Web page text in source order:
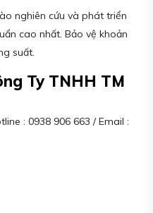
nghiên cứu và phát triển
cao nhất. Bảo vệ khoản
suất.
Ty TNHH TM
: 0938 906 663 / Email :